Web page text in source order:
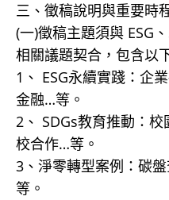
三、徵稿說明與重要時
(一)徵稿主題須與 ESG
相關議題契合，包含以
1、 ESG永續實踐：企
金融…等。
2、 SDGs教育推動：
校合作…等。
3、淨零轉型案例：碳
等。